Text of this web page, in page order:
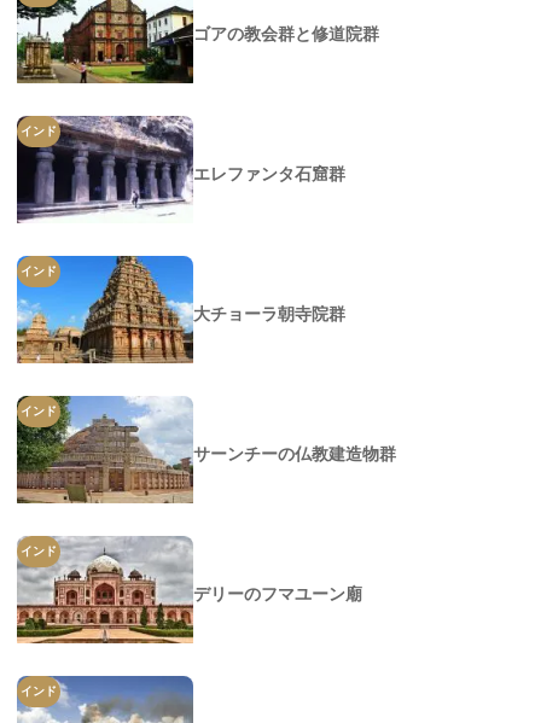
ゴアの教会群と修道院群
インド
エレファンタ石窟群
インド
大チョーラ朝寺院群
インド
サーンチーの仏教建造物群
インド
デリーのフマユーン廟
インド